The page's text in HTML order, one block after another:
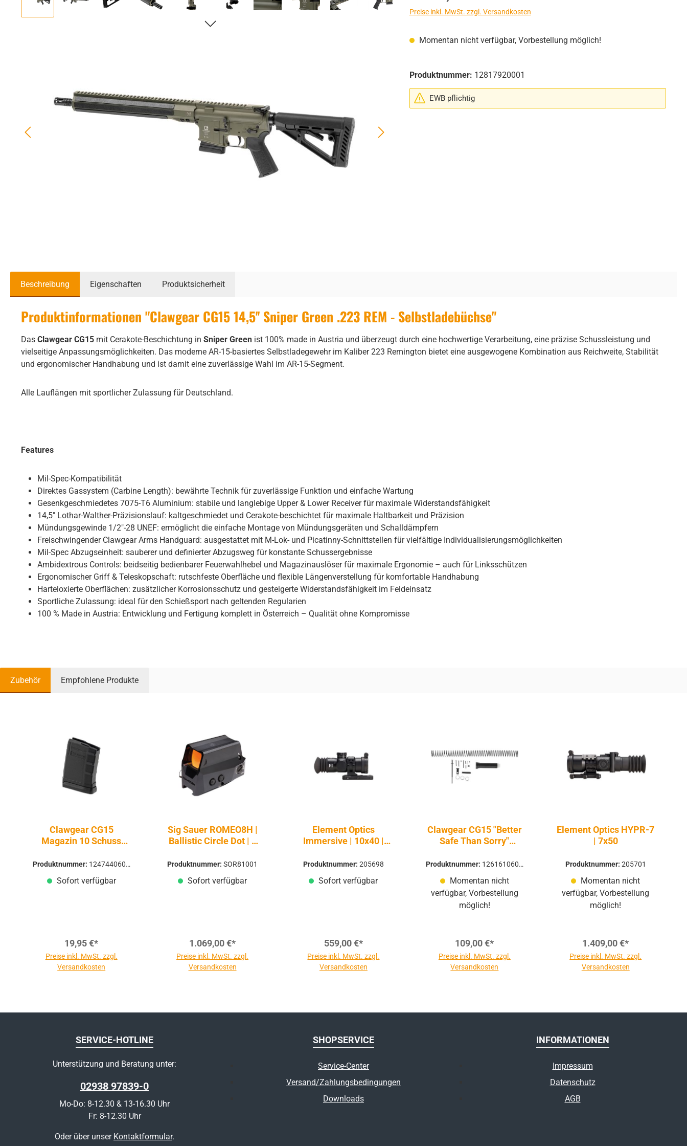
Preise inkl. MwSt. zzgl. Versandkosten
Momentan nicht verfügbar, Vorbestellung möglich!
Produktnummer: 12817920001
EWB pflichtig
Beschreibung Eigenschaften Produktsicherheit
Produktinformationen "Clawgear CG15 14,5'' Sniper Green .223 REM - Selbstladebüchse"
Das Clawgear CG15 mit Cerakote-Beschichtung in Sniper Green ist 100% made in Austria und überzeugt durch eine hochwertige Verarbeitung, eine präzise Schussleistung und
vielseitige Anpassungsmöglichkeiten. Das moderne AR-15-basiertes Selbstladegewehr im Kaliber 223 Remington bietet eine ausgewogene Kombination aus Reichweite, Stabilität
und ergonomischer Handhabung und ist damit eine zuverlässige Wahl im AR-15-Segment.
Alle Lauflängen mit sportlicher Zulassung für Deutschland.
Features
Mil-Spec-Kompatibilität
Direktes Gassystem (Carbine Length): bewährte Technik für zuverlässige Funktion und einfache Wartung
Gesenkgeschmiedetes 7075-T6 Aluminium: stabile und langlebige Upper & Lower Receiver für maximale Widerstandsfähigkeit
14,5" Lothar-Walther-Präzisionslauf: kaltgeschmiedet und Cerakote-beschichtet für maximale Haltbarkeit und Präzision
Mündungsgewinde 1/2"-28 UNEF: ermöglicht die einfache Montage von Mündungsgeräten und Schalldämpfern
Freischwingender Clawgear Arms Handguard: ausgestattet mit M-Lok- und Picatinny-Schnittstellen für vielfältige Individualisierungsmöglichkeiten
Mil-Spec Abzugseinheit: sauberer und definierter Abzugsweg für konstante Schussergebnisse
Ambidextrous Controls: beidseitig bedienbarer Feuerwahlhebel und Magazinauslöser für maximale Ergonomie – auch für Linksschützen
Ergonomischer Griff & Teleskopschaft: rutschfeste Oberfläche und flexible Längenverstellung für komfortable Handhabung
Harteloxierte Oberflächen: zusätzlicher Korrosionsschutz und gesteigerte Widerstandsfähigkeit im Feldeinsatz
Sportliche Zulassung: ideal für den Schießsport nach geltenden Regularien
100 % Made in Austria: Entwicklung und Fertigung komplett in Österreich – Qualität ohne Kompromisse
Zubehör Empfohlene Produkte
Clawgear CG15
Magazin 10 Schuss
Produktnummer: 1247440600
Sofort verfügbar
19,95 €*
Preise inkl. MwSt. zzgl.
Versandkosten
Sig Sauer ROMEO8H |
Ballistic Circle Dot | 2
Produktnummer:SOR81001
Sofort verfügbar
1.069,00 €*
Preise inkl. MwSt. zzgl.
Versandkosten
Element Optics
Immersive | 10x40 |
Produktnummer: 205698
Sofort verfügbar
559,00 €*
Preise inkl. MwSt. zzgl.
Versandkosten
Clawgear CG15 "Better
Safe Than Sorry"
Ersatzteile Firearms
Produktnummer: 1261610600
Momentan nicht
verfügbar, Vorbestellung
möglich!
109,00 €*
Preise inkl. MwSt. zzgl.
Versandkosten
Element Optics HYPR-7
| 7x50
Produktnummer: 205701
Momentan nicht
verfügbar, Vorbestellung
möglich!
1.409,00 €*
Preise inkl. MwSt. zzgl.
Versandkosten
SERVICE-HOTLINE
Unterstützung und Beratung unter:
02938 97839-0
Mo-Do: 8-12.30 & 13-16.30 Uhr
Fr: 8-12.30 Uhr
Oder über unser Kontaktformular.
SHOPSERVICE
Service-Center
Versand/Zahlungsbedingungen
Downloads
INFORMATIONEN
Impressum
Datenschutz
AGB